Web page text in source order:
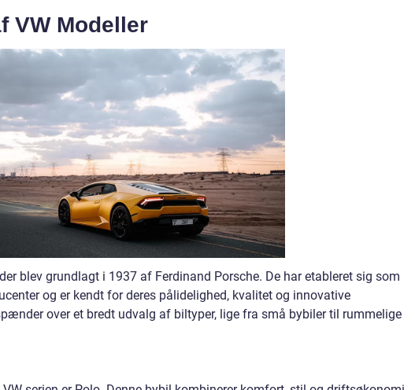
VW Modeller
blev grundlagt i 1937 af Ferdinand Porsche. De har etableret sig som
og er kendt for deres pålidelighed, kvalitet og innovative
over et bredt udvalg af biltyper, lige fra små bybiler til rummelige